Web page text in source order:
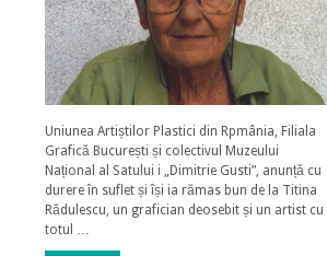
Uniunea Artiștilor Plastici din Rpmânia, Filiala
Grafică București și colectivul Muzeului
Național al Satului i „Dimitrie Gusti”, anunță cu
durere în suflet și își ia rămas bun de la Titina
Rădulescu, un grafician deosebit și un artist cu
totul …